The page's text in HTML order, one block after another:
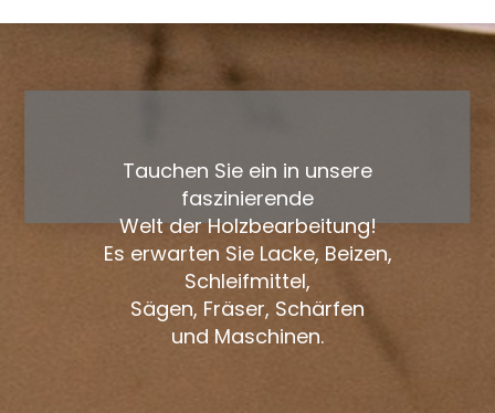
Tauchen Sie ein in unsere
faszinierende
Welt der Holzbearbeitung!
Es erwarten Sie Lacke, Beizen,
Schleifmittel,
Sägen, Fräser, Schärfen
und Maschinen.